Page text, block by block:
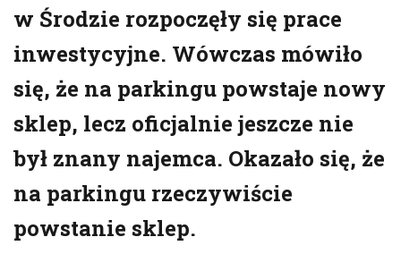
w Środzie rozpoczęły się prace
inwestycyjne. Wówczas mówiło
się, że na parkingu powstaje nowy
sklep, lecz oficjalnie jeszcze nie
był znany najemca. Okazało się, że
na parkingu rzeczywiście
powstanie sklep.